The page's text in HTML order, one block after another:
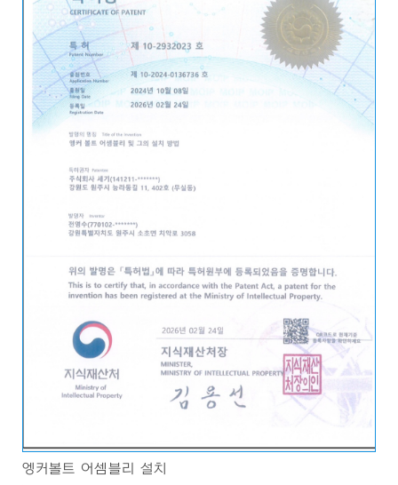
엥커볼트 어셈블리 설치